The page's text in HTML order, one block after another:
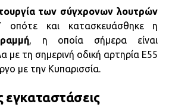
των σύγχρονων λουτρών
οπότε και κατασκευάσθηκε η
, η οποία σήμερα είναι
με τη σημερινή οδική αρτηρία Ε55
με την Κυπαρισσία.
εγκαταστάσεις